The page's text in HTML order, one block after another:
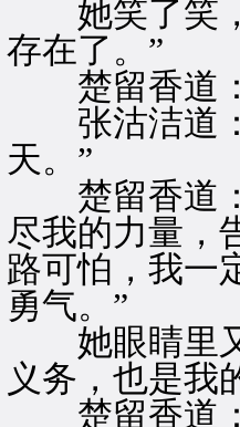
她笑了笑，
存在了。”
楚留香道：
张沽洁道：
天。”
楚留香道：
尽我的力量，
路可怕，我一
勇气。”
她眼睛里又
义务，也是我
楚留香道：